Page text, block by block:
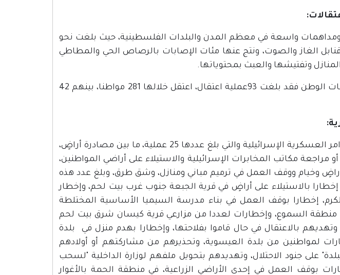
واسعة في معظم المدن والبلدات الفلسطينية، حيث بلغت نحو
وقنابل الغاز والصوت، ونتج عنها مئات الإصابات بالرصاص الحي والمطاطي
وتفتيشها والعبث بمحتوياتها.
أما عمليات الاعتقال في مجمل محافظات الوطن فقد بلغت 93عملية اعتقال، اعتقل خلالها 281 مواطنا، بينهم 42
تباينت عمليات تسليم الإخطارات والأوامر العسكرية الإسرائيلية والتي بلغ عددها 25 عملية، ما بين مصادرة أراضٍ،
مراجعة مكاتب المخابرات الإسرائيلية والاستيلاء على أراضي المواطنين،
وخيام ووقف العمل في ترميم مباني ومنازل، وشق طرق، وبلغ عدد هذه
على ذلك: إخطارا بالاستيلاء على أراضٍ في قرية الجبعة جنوب غرب بيت لحم، وإخطار
إخطارا بوقف العمل في بناء مدرسة السيميا الأساسية المختلطة
منطقة السموع، وإخطارات لعددا من مزارعي قرية كيسان شرق بيت لحم
بالاعتقال في حال قاموا بفلاحتها، وإخطارا بهدم منزل في بلدة
لمواطنين من بلدة العيسوية، وتحذيرهم من مشاركتهم أو أولادهم
على جنود الاحتلال، وتهديدهم بتحويل ملفهم لوزارة الداخلية "لسحب
بوقف العمل في إحدى الأراضي الزراعية، في منطقة الحمة بالأغوار